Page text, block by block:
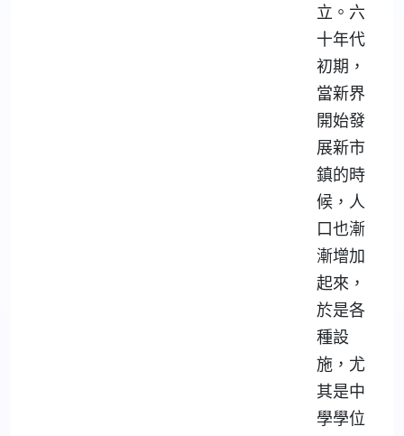
立。六
十年代
初期，
當新界
開始發
展新市
鎮的時
候，人
口也漸
漸增加
起來，
於是各
種設
施，尤
其是中
學學位